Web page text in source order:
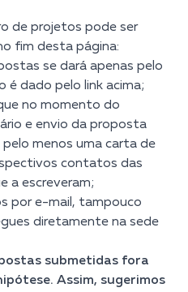
de projetos pode ser
fim desta página:
se dará apenas pelo
é dado pelo link acima;
no momento do
e envio da proposta
menos uma carta de
contatos das
a escreveram;
por e-mail, tampouco
diretamente na sede
submetidas fora
Assim, sugerimos